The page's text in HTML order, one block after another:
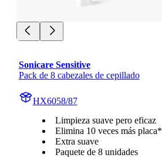
Sonicare Sensitive
Pack de 8 cabezales de cepillado
HX6058/87
Limpieza suave pero eficaz
Elimina 10 veces más placa*
Extra suave
Paquete de 8 unidades